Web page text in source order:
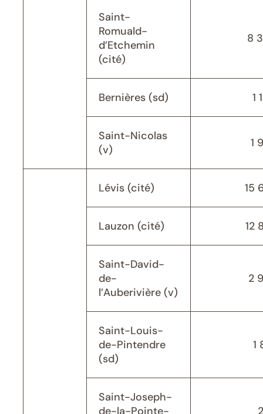
Saint-
Romuald-
d’Etchemin
(cité)
8
Bernières (sd) 1
Saint-Nicolas
(v)
1
Lévis (cité) 15
Lauzon (cité) 12
Saint-David-
de-
l’Auberivière (v)
2
Saint-Louis-
de-Pintendre
(sd)
1
Saint-Joseph-